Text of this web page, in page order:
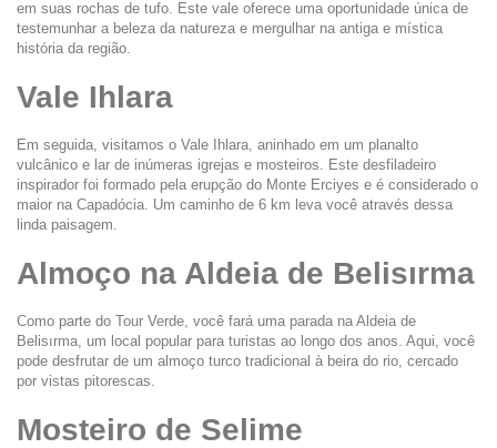
em suas rochas de tufo. Este vale oferece uma oportunidade única de
testemunhar a beleza da natureza e mergulhar na antiga e mística
história da região.
Vale Ihlara
Em seguida, visitamos o Vale Ihlara, aninhado em um planalto
vulcânico e lar de inúmeras igrejas e mosteiros. Este desfiladeiro
inspirador foi formado pela erupção do Monte Erciyes e é considerado o
maior na Capadócia. Um caminho de 6 km leva você através dessa
linda paisagem.
Almoço na Aldeia de Belisırma
Como parte do Tour Verde, você fará uma parada na Aldeia de
Belisırma, um local popular para turistas ao longo dos anos. Aqui, você
pode desfrutar de um almoço turco tradicional à beira do rio, cercado
por vistas pitorescas.
Mosteiro de Selime